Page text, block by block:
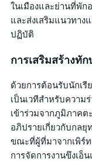
ในเมืองและย่านที่พัก
และส่งเสริมแนวทาง
ปฏิบัติ
การเสริมสร้างทั
ด้วยการต้อนรับนักเรี
เป็นเวทีสำหรับความ
เข้าร่วมจากภูมิภาคต
อภิปรายเกี่ยวกับกลยุ
ขณะที่ผู้ที่มาจากเพิร์
การจัดการงานขึงเอ็